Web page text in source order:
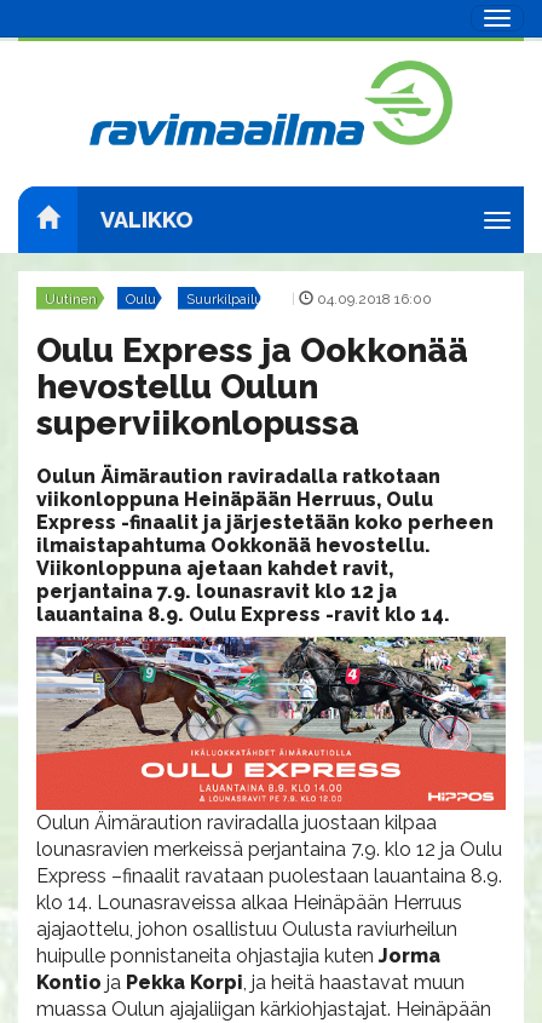
VALIKKO
Uutinen Oulu Suurkilpailut | 04.09.2018 16:00
Oulu Express ja Ookkonää
hevostellu Oulun
superviikonlopussa
Oulun Äimäraution raviradalla ratkotaan
viikonloppuna Heinäpään Herruus, Oulu
Express -finaalit ja järjestetään koko perheen
ilmaistapahtuma Ookkonää hevostellu.
Viikonloppuna ajetaan kahdet ravit,
perjantaina 7.9. lounasravit klo 12 ja
lauantaina 8.9. Oulu Express -ravit klo 14.
Oulun Äimäraution raviradalla juostaan kilpaa
lounasravien merkeissä perjantaina 7.9. klo 12 ja Oulu
Express –finaalit ravataan puolestaan lauantaina 8.9.
klo 14. Lounasraveissa alkaa Heinäpään Herruus
ajajaottelu, johon osallistuu Oulusta raviurheilun
huipulle ponnistaneita ohjastajia kuten Jorma
Kontio ja Pekka Korpi, ja heitä haastavat muun
muassa Oulun ajajaliigan kärkiohjastajat. Heinäpään